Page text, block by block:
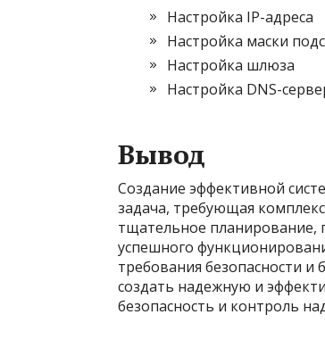
Настройка IP-адреса
Настройка маски
Настройка шлюза
Настройка DNS-
Вывод
Создание эффективной
задача, требующая
тщательное планирование,
успешного
требования безопасности
создать надежную и
безопасность и контроль